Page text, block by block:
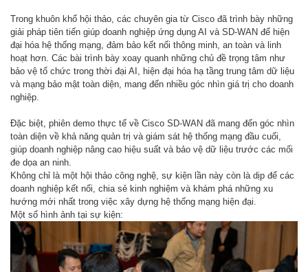
Trong khuôn khổ hội thảo, các chuyên gia từ Cisco đã trình bày những
giải pháp tiên tiến giúp doanh nghiệp ứng dụng AI và SD-WAN để hiện
đại hóa hệ thống mạng, đảm bảo kết nối thông minh, an toàn và linh
hoạt hơn. Các bài trình bày xoay quanh những chủ đề trọng tâm như
bảo vệ tổ chức trong thời đại AI, hiện đại hóa hạ tầng trung tâm dữ liệu
và mạng bảo mật toàn diện, mang đến nhiều góc nhìn giá trị cho doanh
nghiệp.
Đặc biệt, phiên demo thực tế về Cisco SD-WAN đã mang đến góc nhìn
toàn diện về khả năng quản trị và giám sát hệ thống mạng đầu cuối,
giúp doanh nghiệp nâng cao hiệu suất và bảo vệ dữ liệu trước các mối
đe dọa an ninh.
Không chỉ là một hội thảo công nghệ, sự kiện lần này còn là dịp để các
doanh nghiệp kết nối, chia sẻ kinh nghiệm và khám phá những xu
hướng mới nhất trong việc xây dựng hệ thống mạng hiện đại.
Một số hình ảnh tại sự kiện: